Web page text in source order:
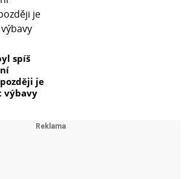
v rozlišení 24bitů/192 kHz a velmi
s nízkou úrovní jitteru jsou
přesnosti bez ohledu na to, zda
nástroje, elektrifikovaný zvuk
signál pro použití v kombinaci s
spíš
je
výbavy